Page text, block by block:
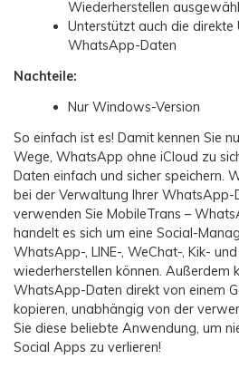
Wiederherstellen
Unterstützt auch die
WhatsApp-Daten
Nachteile:
Nur Windows-Version
So einfach ist es! Damit kennen Sie
Wege, WhatsApp ohne iCloud zu
Daten einfach und sicher speichern.
bei der Verwaltung Ihrer WhatsApp-
verwenden Sie MobileTrans –
handelt es sich um eine Social-
WhatsApp-, LINE-, WeChat-, Kik-
wiederherstellen können. Außerdem
WhatsApp-Daten direkt von einem
kopieren, unabhängig von der
Sie diese beliebte Anwendung, um
Social Apps zu verlieren!